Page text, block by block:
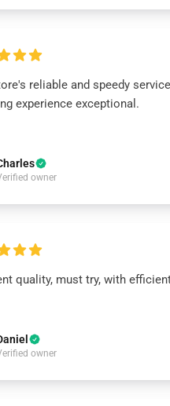
reliable and speedy
experience exceptional.
owner
quality, must try, with
owner